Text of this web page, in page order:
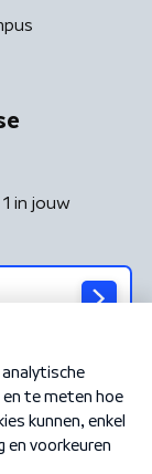
in jouw